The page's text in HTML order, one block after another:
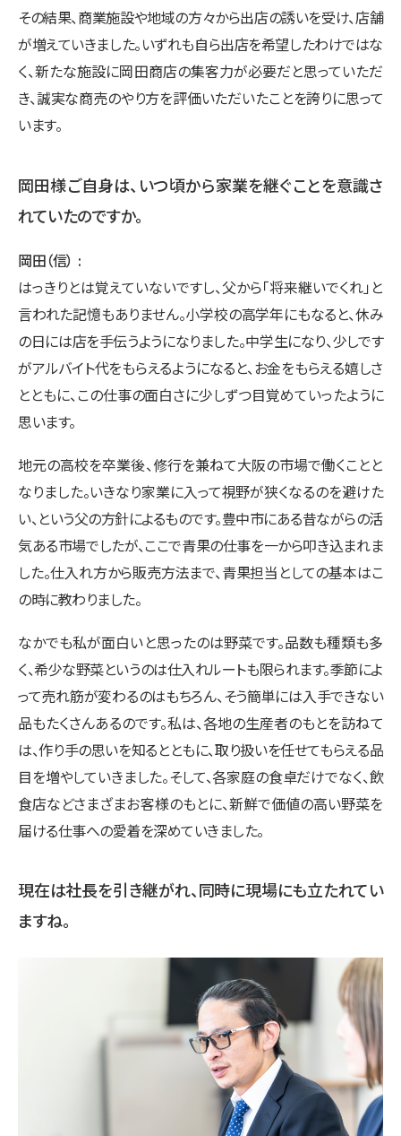
その結果、商業施設や地域の方々から出店の誘いを受け、店舗
が増えていきました。いずれも自ら出店を希望したわけではな
く、新たな施設に岡田商店の集客力が必要だと思っていただ
き、誠実な商売のやり方を評価いただいたことを誇りに思って
います。
岡田様ご自身は、いつ頃から家業を継ぐことを意識さ
れていたのですか。
岡田（信）
はっきりとは覚えていないですし、父から「将来継いでくれ」と
言われた記憶もありません。小学校の高学年にもなると、休み
の日には店を手伝うようになりました。中学生になり、少しです
がアルバイト代をもらえるようになると、お金をもらえる嬉しさ
とともに、この仕事の面白さに少しずつ目覚めていったように
思います。
地元の高校を卒業後、修行を兼ねて大阪の市場で働くことと
なりました。いきなり家業に入って視野が狭くなるのを避けた
い、という父の方針によるものです。豊中市にある昔ながらの活
気ある市場でしたが、ここで青果の仕事を一から叩き込まれま
した。仕入れ方から販売方法まで、青果担当としての基本はこ
の時に教わりました。
なかでも私が面白いと思ったのは野菜です。品数も種類も多
く、希少な野菜というのは仕入れルートも限られます。季節によ
って売れ筋が変わるのはもちろん、そう簡単には入手できない
品もたくさんあるのです。私は、各地の生産者のもとを訪ねて
は、作り手の思いを知るとともに、取り扱いを任せてもらえる品
目を増やしていきました。そして、各家庭の食卓だけでなく、飲
食店などさまざまお客様のもとに、新鮮で価値の高い野菜を
届ける仕事への愛着を深めていきました。
現在は社長を引き継がれ、同時に現場にも立たれてい
ますね。